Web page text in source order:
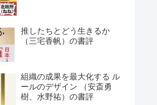
推したちとどう生きるか
（三宅香帆）の書評
組織の成果を最大化する ル
ールのデザイン （安斎勇
樹、水野祐）の書評